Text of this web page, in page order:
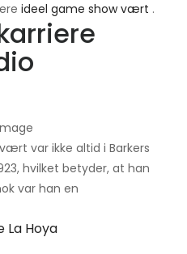
ideel game show vært .
var ikke altid i Barkers
hvilket betyder, at han
var han en
La Hoya